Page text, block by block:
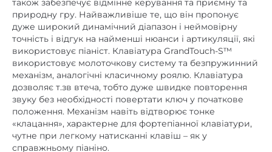
точність і відгук на найменші нюанси і артикуляції, які
використовує піаніст. Клавіатура GrandTouch-S™
використовує молоточкову систему та безпружинний
механізм, аналогічні класичному роялю. Клавіатура
дозволяє т.зв втеча, тобто дуже швидке повторення
звуку без необхідності повертати ключ у початкове
положення. Механізм навіть відтворює тонке
«клацання», характерне для фортепіанної клавіатури,
чутне при легкому натисканні клавіш – як у
справжньому піаніно.
Grand Expression Modeling System